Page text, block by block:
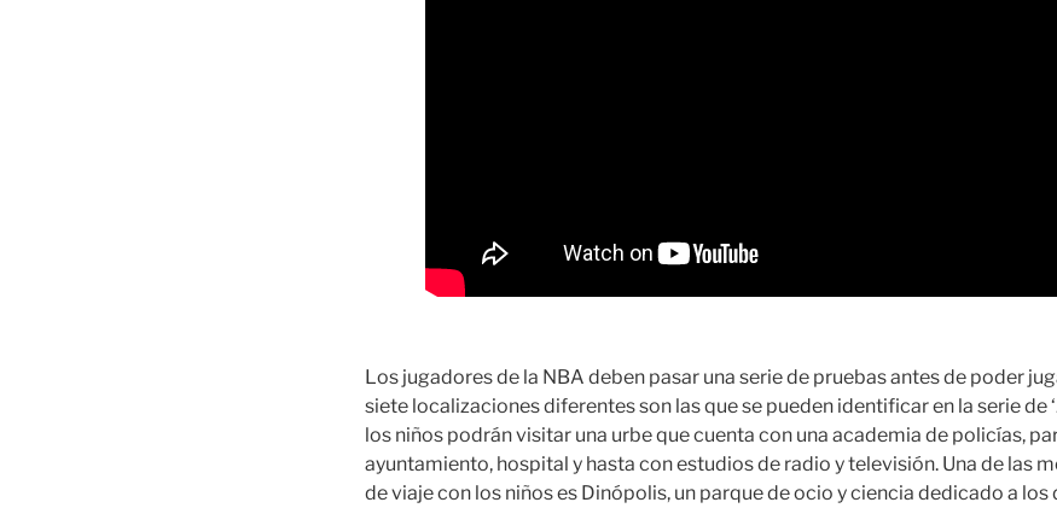
Los jugadores de la NBA deben pasar una serie de pruebas antes de poder
siete localizaciones diferentes son las que se pueden identificar en la serie de
los niños podrán visitar una urbe que cuenta con una academia de policías,
ayuntamiento, hospital y hasta con estudios de radio y televisión. Una de las
de viaje con los niños es Dinópolis, un parque de ocio y ciencia dedicado a los